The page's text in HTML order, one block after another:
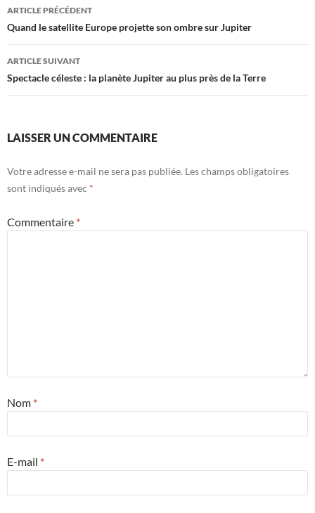
Navigation
des
articles
ARTICLE PRÉCÉDENT
Quand le satellite Europe projette son ombre sur Jupiter
ARTICLE SUIVANT
Spectacle céleste : la planète Jupiter au plus près de la Terre
LAISSER UN COMMENTAIRE
Votre adresse e-mail ne sera pas publiée. Les champs obligatoires
sont indiqués avec *
Commentaire *
Nom *
E-mail *